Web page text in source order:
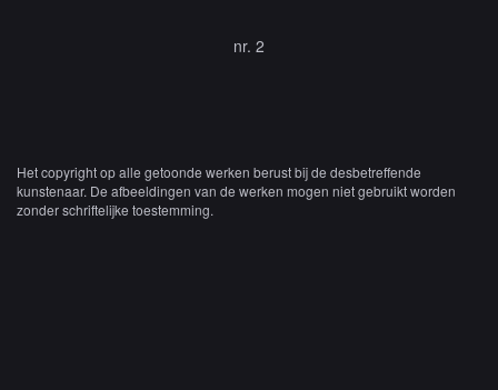
nr. 2
Het copyright op alle getoonde werken berust bij de desbetreffende
kunstenaar. De afbeeldingen van de werken mogen niet gebruikt worden
zonder schriftelijke toestemming.